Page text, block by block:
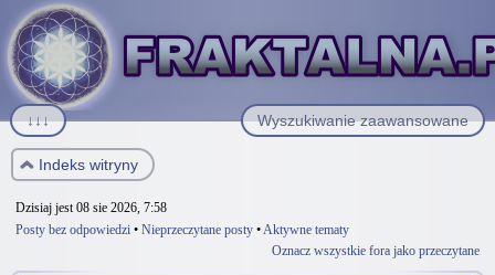
Wyszukiwanie zaawansowane
↓↓↓
Indeks witryny
Dzisiaj jest 08 sie 2026, 7:58
Posty bez odpowiedzi • Nieprzeczytane posty •Aktywne tematy
Oznacz wszystkie fora jako przeczytane